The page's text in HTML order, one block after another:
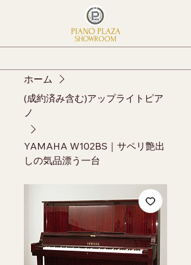
SHOWROOM
PIANO PLAZA
ホーム
(成約済み含む)アップライトピア
ノ
YAMAHA W102BS｜サペリ艶出
しの気品漂う一台